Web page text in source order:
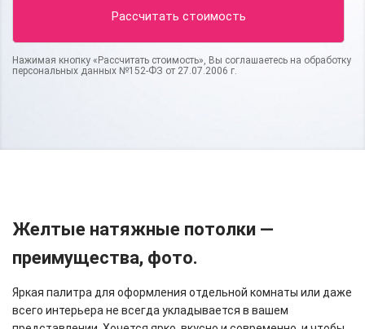
Нажимая кнопку «Рассчитать стоимость», Вы соглашаетесь на обработку
персональных данных №152-ФЗ от 27.07.2006 г.
Желтые натяжные потолки —
преимущества, фото.
Яркая палитра для оформления отдельной комнаты или даже
всего интерьера не всегда укладывается в вашем